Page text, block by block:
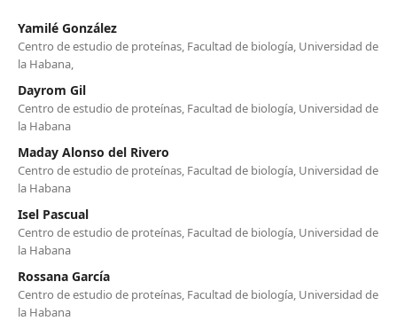
Yamilé González
Centro de estudio de proteínas, Facultad de biología, Universidad de
la Habana,
Dayrom Gil
Centro de estudio de proteínas, Facultad de biología, Universidad de
la Habana
Maday Alonso del Rivero
Centro de estudio de proteínas, Facultad de biología, Universidad de
la Habana
Isel Pascual
Centro de estudio de proteínas, Facultad de biología, Universidad de
la Habana
Rossana García
Centro de estudio de proteínas, Facultad de biología, Universidad de
la Habana